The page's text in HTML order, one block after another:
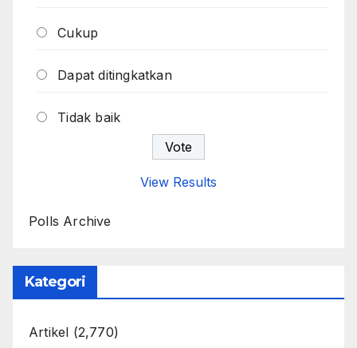
Cukup
Dapat ditingkatkan
Tidak baik
View Results
Polls Archive
Kategori
Artikel (2,770)